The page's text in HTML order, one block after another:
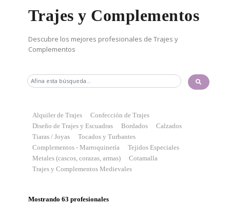
PEDIR PRESUPUESTO
BLOG
ACCEDE
Trajes y Complementos
Descubre los mejores profesionales de Trajes y
Complementos
Alquiler de Trajes
Confección de Trajes
Diseño de Trajes y Escuadras
Bordados
Calzados
Tiaras / Joyas
Tocados y Turbantes
Complementos - Marroquinería
Tejidos Especiales
Metales (cascos, corazas, armas)
Cotamalla
Trajes y Complementos Medievales
Mostrando 63 profesionales